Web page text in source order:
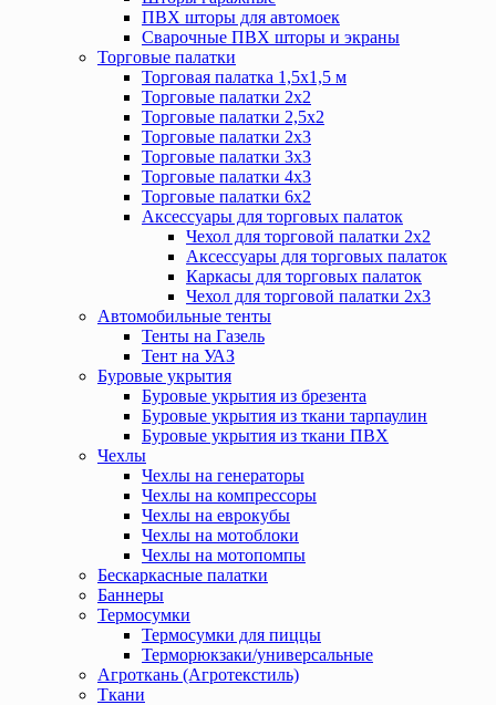
ПВХ шторы для автомоек
Сварочные ПВХ шторы и экраны
Торговые палатки
Торговая палатка 1,5х1,5 м
Торговые палатки 2х2
Торговые палатки 2,5х2
Торговые палатки 2х3
Торговые палатки 3х3
Торговые палатки 4х3
Торговые палатки 6х2
Аксессуары для торговых палаток
Чехол для торговой палатки 2х2
Аксессуары для торговых палаток
Каркасы для торговых палаток
Чехол для торговой палатки 2х3
Автомобильные тенты
Тенты на Газель
Тент на УАЗ
Буровые укрытия
Буровые укрытия из брезента
Буровые укрытия из ткани тарпаулин
Буровые укрытия из ткани ПВХ
Чехлы
Чехлы на генераторы
Чехлы на компрессоры
Чехлы на еврокубы
Чехлы на мотоблоки
Чехлы на мотопомпы
Бескаркасные палатки
Баннеры
Термосумки
Термосумки для пиццы
Терморюкзаки/универсальные
Агроткань (Агротекстиль)
Ткани